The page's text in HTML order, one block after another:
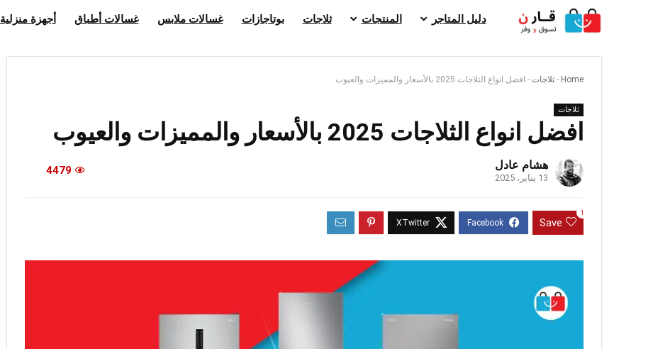
دليل المتاجر المنتجات ثلاجات بوتاجازات غسالات ملابس غسالات أطباق أجهزة منزلية
Home
- ثلاجات - افضل انواع الثلاجات 2025 بالأسعار والمميزات والعيوب
ثلاجات
افضل انواع الثلاجات 2025 بالأسعار والمميزات والعيوب
هشام عادل
13 يناير، 2025
4479
Save
1